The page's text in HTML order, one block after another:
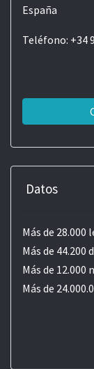
España
Teléfono: +34
Datos
Más de
Más de 44.200
Más de
Más de